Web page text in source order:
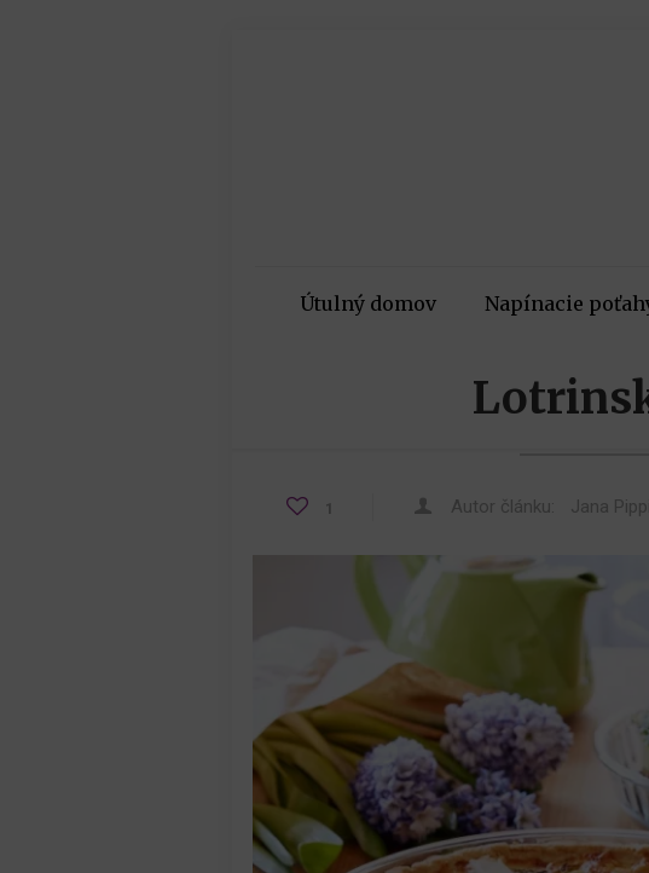
Útulný domov Napínacie
1 Autor článku: Jana